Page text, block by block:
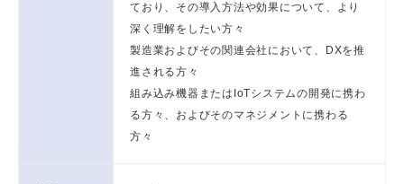
ており、その導入方法や効果について、より
深く理解をしたい方々
製造業およびその関連会社において、DXを推
進される方々
組み込み機器またはIoTシステムの開発に携わ
る方々、およびそのマネジメントに携わる
方々